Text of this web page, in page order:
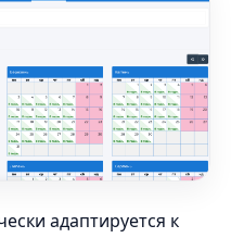
адаптируется к